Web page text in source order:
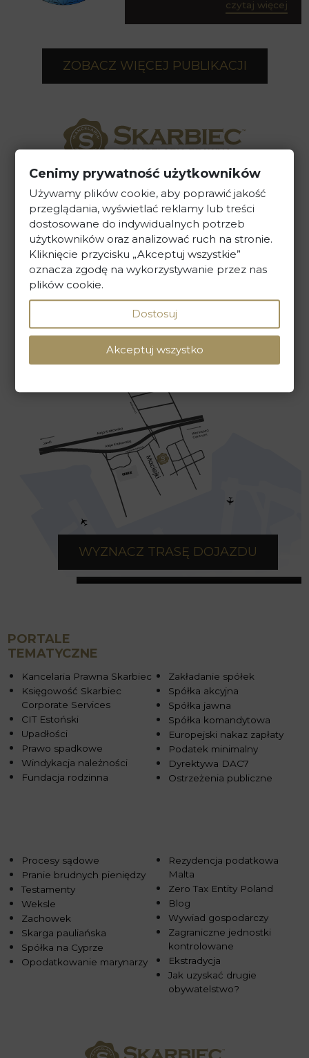
czytaj więcej
ZOBACZ WIĘCEJ PUBLIKACJI
Kancelaria Prawna Skarbiec
ul. Maciejki 13, 02-181 Warszawa
tel. +48 22 586 40 00
sekretariat@kancelaria-skarbiec.pl
NAPISZ DO NAS
WYZNACZ TRASĘ DOJAZDU
PORTALE
TEMATYCZNE
Kancelaria Prawna Skarbiec
Księgowość Skarbiec
Corporate Services
CIT Estoński
Upadłości
Prawo spadkowe
Windykacja należności
Fundacja rodzinna
Zakładanie spółek
Spółka akcyjna
Spółka jawna
Spółka komandytowa
Europejski nakaz zapłaty
Podatek minimalny
Dyrektywa DAC7
Ostrzeżenia publiczne
Procesy sądowe
Pranie brudnych pieniędzy
Testamenty
Weksle
Zachowek
Skarga pauliańska
Spółka na Cyprze
Opodatkowanie marynarzy
Rezydencja podatkowa
Malta
Zero Tax Entity Poland
Blog
Wywiad gospodarczy
Zagraniczne jednostki
kontrolowane
Ekstradycja
Jak uzyskać drugie
obywatelstwo?
Cenimy prywatność użytkowników
Używamy plików cookie, aby poprawić jakość
przeglądania, wyświetlać reklamy lub treści
dostosowane do indywidualnych potrzeb
użytkowników oraz analizować ruch na stronie.
Kliknięcie przycisku „Akceptuj wszystkie”
oznacza zgodę na wykorzystywanie przez nas
plików cookie.
Dostosuj
Akceptuj wszystko